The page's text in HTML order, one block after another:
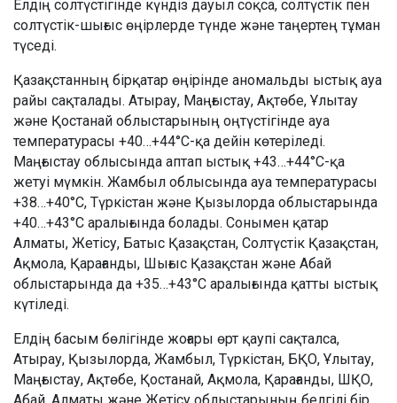
Елдің солтүстігінде күндіз дауыл соқса, солтүстік пен
солтүстік-шығыс өңірлерде түнде және таңертең тұман
түседі.
Қазақстанның бірқатар өңірінде аномальды ыстық ауа
райы сақталады. Атырау, Маңғыстау, Ақтөбе, Ұлытау
және Қостанай облыстарының оңтүстігінде ауа
температурасы +40…+44°C-қа дейін көтеріледі.
Маңғыстау облысында аптап ыстық +43…+44°C-қа
жетуі мүмкін. Жамбыл облысында ауа температурасы
+38…+40°C, Түркістан және Қызылорда облыстарында
+40…+43°C аралығында болады. Сонымен қатар
Алматы, Жетісу, Батыс Қазақстан, Солтүстік Қазақстан,
Ақмола, Қарағанды, Шығыс Қазақстан және Абай
облыстарында да +35…+43°C аралығында қатты ыстық
күтіледі.
Елдің басым бөлігінде жоғары өрт қаупі сақталса,
Атырау, Қызылорда, Жамбыл, Түркістан, БҚО, Ұлытау,
Маңғыстау, Ақтөбе, Қостанай, Ақмола, Қарағанды, ШҚО,